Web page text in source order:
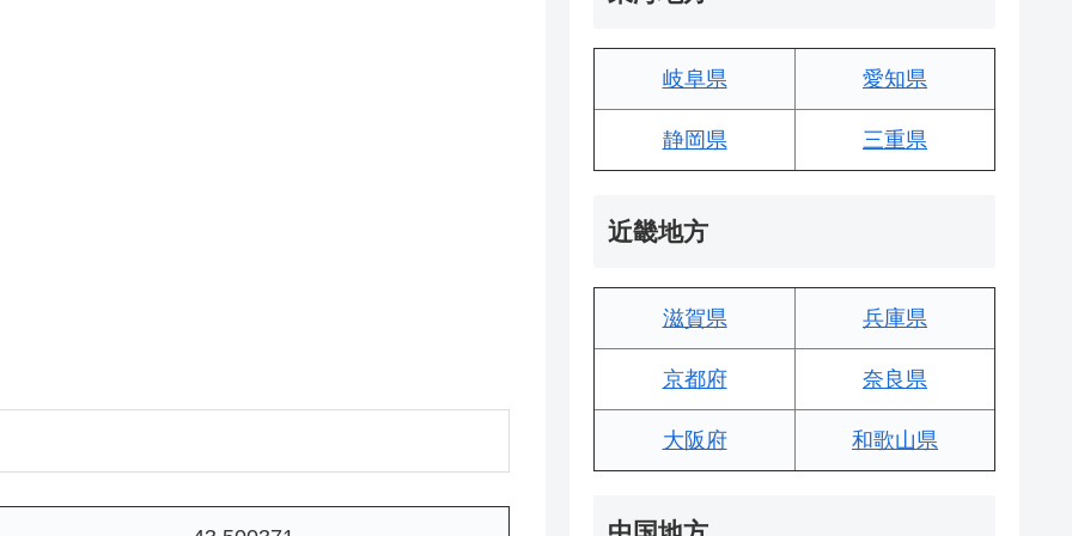
岐阜県 愛知県
静岡県 三重県
近畿地方
滋賀県 兵庫県
京都府 奈良県
大阪府 和歌山県